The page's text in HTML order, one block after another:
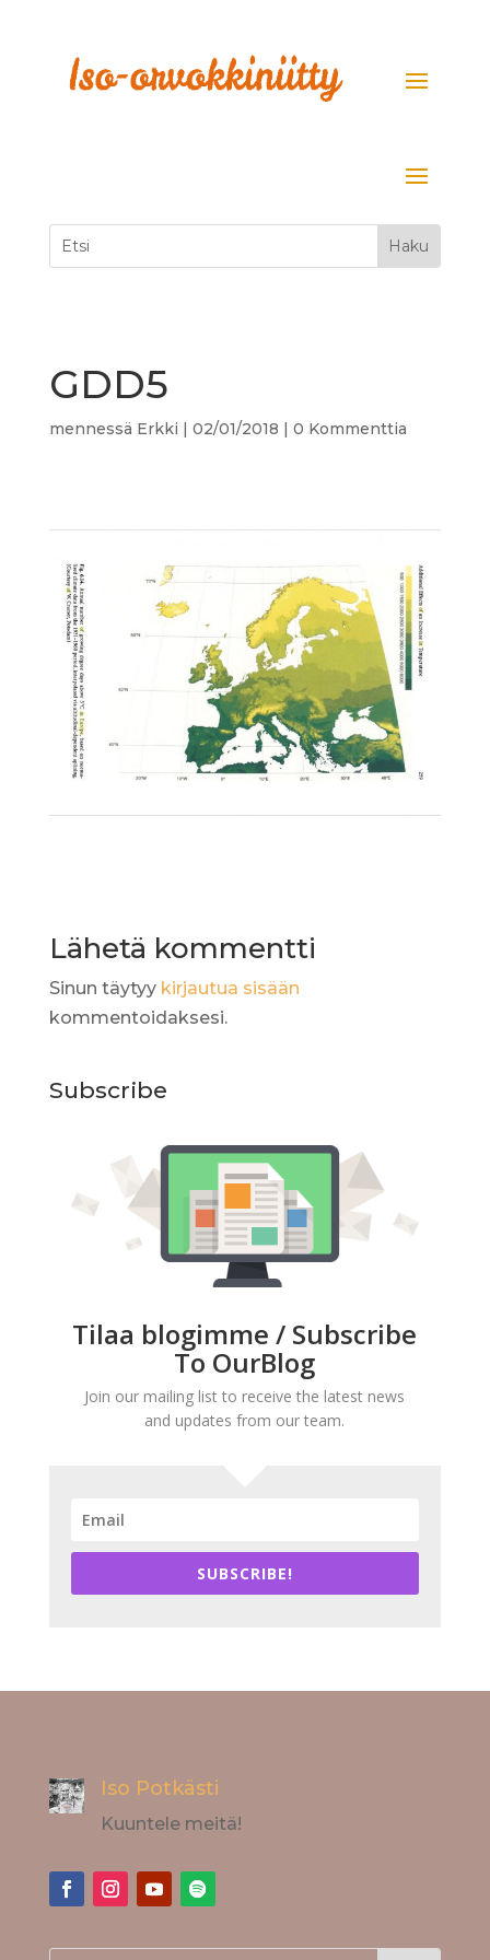
GDD5
mennessä Erkki | 02/01/2018 | 0 Kommenttia
Lähetä kommentti
Sinun täytyy kirjautua sisään
kommentoidaksesi.
Subscribe
Tilaa blogimme / Subscribe
To OurBlog
Join our mailing list to receive the latest news
and updates from our team.
SUBSCRIBE!
Iso Potkästi
Kuuntele meitä!